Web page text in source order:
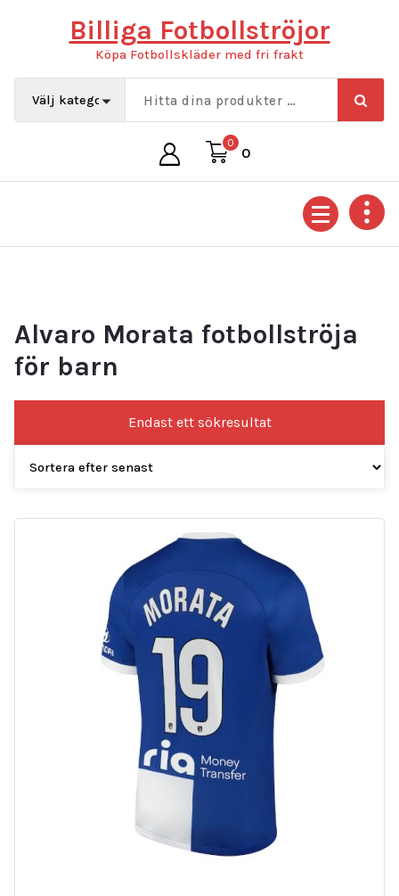
Billiga Fotbollströjor
Köpa Fotbollskläder med fri frakt
0
0
Alvaro Morata fotbollströja
för barn
Endast ett sökresultat